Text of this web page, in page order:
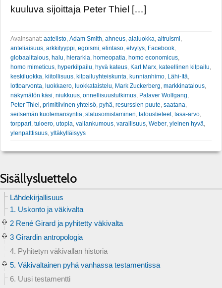
kuuluva sijoittaja Peter Thiel […]
Avainsanat: aatelisto Adam Smith ahneus alaluokka altruismi
anteliaisuus arkkityyppi egoismi elintaso elvytys Facebook
globaalitalous halu hierarkia homeopatia homo economicus
homo mimeticus hyperkilpailu hyvä kateus Karl Marx kateellinen kilpailu
keskiluokka kiitollisuus kilpailuyhteiskunta kunnianhimo Lähi-Itä
lottoarvonta luokkaero luokkataistelu Mark Zuckerberg markkinatalous
näkymätön käsi niukkuus onnellisuustutkimus Palaver Wolfgang
Peter Thiel primitiivinen yhteisö pyhä resurssien puute saatana
seitsemän kuolemansyntiä statusomistaminen taloustieteet, tasa-arvo
torppari tuloero utopia vallankumous varallisuus Weber yleinen hyvä
ylenpalttisuus yltäkylläisyys
Sisällysluettelo
Lähdekirjallisuus
1. Uskonto ja väkivalta
2 René Girard ja pyhitetty väkivalta
3 Girardin antropologia
4. Pyhitetyn väkivallan historia
5. Väkivaltainen pyhä vanhassa testamentissa
6. Uusi testamentti